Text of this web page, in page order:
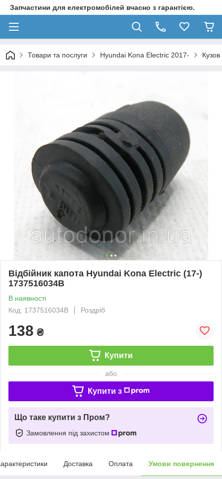
Запчастини для електромобілей вчасно з гарантією.
Товари та послуги Hyundai Kona Electric 2017- Кузов
Відбійник капота Hyundai Kona Electric (17-)
1737516034B
В наявності
Код: 1737516034B
Роздріб
138 ₴
Купити
або
Купити з
Що таке купити з Пром?
Замовлення під захистом
Доставка Оплата Умови повернення